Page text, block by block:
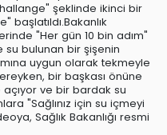
şeklinde ikinci bir
"Her gün 10 bin adım"
su bulunan bir şişenin
uygun olarak tekmeyle
bir başkası önüne
ve bir bardak su
"Sağlınız için su içmeyi
Sağlık Bakanlığı resmi